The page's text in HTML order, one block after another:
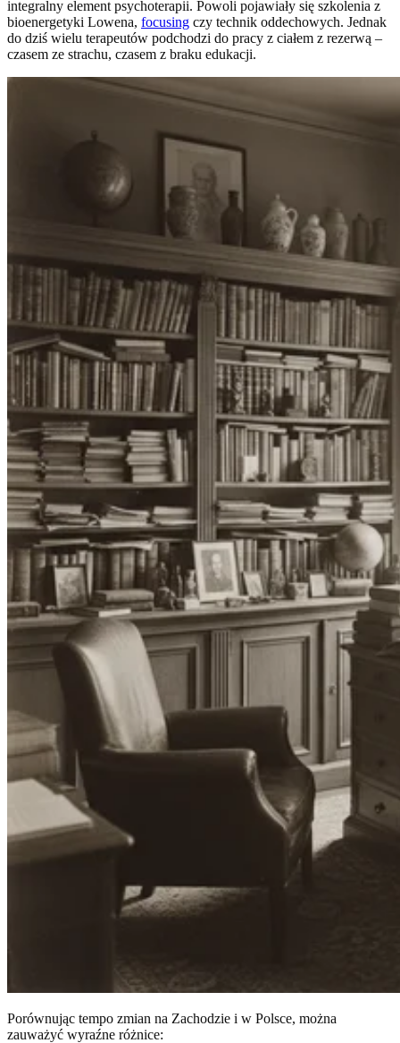
integralny element psychoterapii. Powoli pojawiały się szkolenia z
bioenergetyki Lowena, focusing czy technik oddechowych. Jednak
do dziś wielu terapeutów podchodzi do pracy z ciałem z rezerwą –
czasem ze strachu, czasem z braku edukacji.
Porównując tempo zmian na Zachodzie i w Polsce, można
zauważyć wyraźne różnice: